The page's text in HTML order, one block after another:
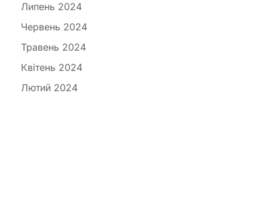
Липень 2024
Червень 2024
Травень 2024
Квітень 2024
Лютий 2024